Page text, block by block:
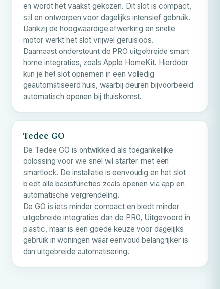
en wordt het vaakst gekozen. Dit slot is compact,
stil en ontworpen voor dagelijks intensief gebruik.
Dankzij de hoogwaardige afwerking en snelle
motor werkt het slot vrijwel geruisloos.
Daarnaast ondersteunt de PRO uitgebreide smart
home integraties, zoals Apple HomeKit. Hierdoor
kun je het slot opnemen in een volledig
geautomatiseerd huis, waarbij deuren bijvoorbeeld
automatisch openen bij thuiskomst.
Tedee GO
De Tedee GO is ontwikkeld als toegankelijke
oplossing voor wie snel wil starten met een
smartlock. De installatie is eenvoudig en het slot
biedt alle basisfuncties zoals openen via app en
automatische vergrendeling.
De GO is iets minder compact en biedt minder
uitgebreide integraties dan de PRO, Uitgevoerd in
plastic, maar is een goede keuze voor dagelijks
gebruik in woningen waar eenvoud belangrijker is
dan uitgebreide automatisering.